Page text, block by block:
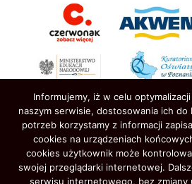
Informujemy, iż w celu
naszym serwisie, dostosowania ich do
potrzeb korzystamy z informacji
cookies na urządzeniach
cookies użytkownik może
swojej przeglądarki internetowej.
serwisu internetowego, bez zmiany